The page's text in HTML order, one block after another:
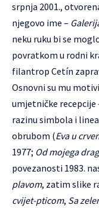
srpnja 2001.,
njegovo ime –
neku ruku bi se
povratkom u rodni
filantrop Cetín
Osnovni su mu
umjetničke recepcije
razinu simbola i
obrubom (Eva u
1977; Od mojega
povezanosti 1983.
plavom, zatim slike
cvijet-pticom, Sa